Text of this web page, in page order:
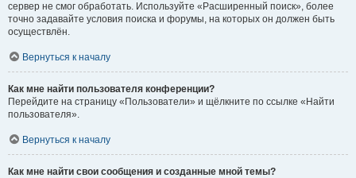
сервер не смог обработать. Используйте «Расширенный поиск», более
точно задавайте условия поиска и форумы, на которых он должен быть
осуществлён.
Вернуться к началу
Как мне найти пользователя конференции?
Перейдите на страницу «Пользователи» и щёлкните по ссылке «Найти
пользователя».
Вернуться к началу
Как мне найти свои сообщения и созданные мной темы?